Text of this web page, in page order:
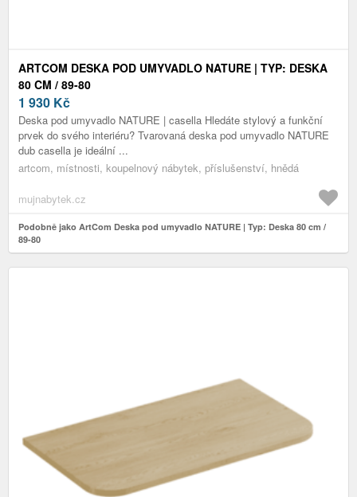
ARTCOM DESKA POD UMYVADLO NATURE | TYP: DESKA
80 CM / 89-80
1 930 Kč
Deska pod umyvadlo NATURE | casella Hledáte stylový a funkční
prvek do svého interiéru? Tvarovaná deska pod umyvadlo NATURE
dub casella je ideální ...
artcom, místnosti, koupelnový nábytek, příslušenství, hnědá
mujnabytek.cz
Podobně jako ArtCom Deska pod umyvadlo NATURE | Typ: Deska 80 cm /
89-80